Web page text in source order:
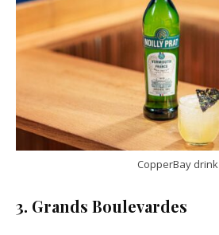
CopperBay drink
3. Grands Boulevardes